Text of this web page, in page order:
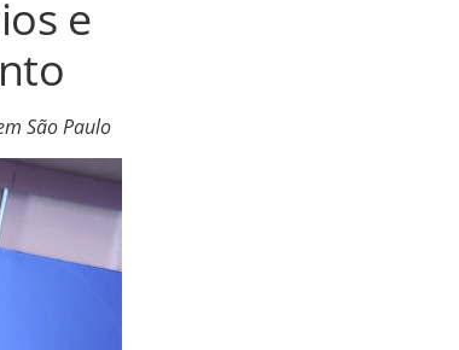
e
São Paulo